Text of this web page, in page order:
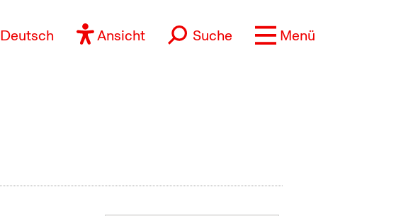
Deutsch Ansicht Suche Menü